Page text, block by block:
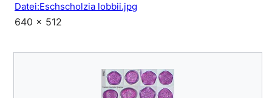
Datei:Eschscholzia lobbii.jpg
640 × 512